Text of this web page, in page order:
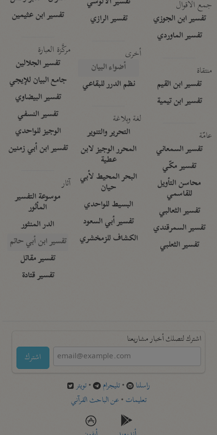
جمع الأقوال
تفسير ابن الجوزي
تفسير الماوردي
منتقاة
تفسير ابن القيم
تفسير ابن تيمية
عامّة
تفسير السمعاني
تفسير مكّي
محاسن التأويل
للقاسمي
تفسير الثعالبي
تفسير السمرقندي
تفسير الثعلبي
تفسير الرازي
أخرى
أضواء البيان
نظم الدرر للبقاعي
لغة وبلاغة
التحرير والتنوير
المحرر الوجيز لابن
عطية
البحر المحيط لأبي
حيان
البسيط للواحدي
تفسير أبي السعود
الكشاف للزمخشري
تفسير ابن عثيمين
مركَّزة العبارة
تفسير الجلالين
جامع البيان للإيجي
تفسير البيضاوي
تفسير النسفي
الوجيز للواحدي
تفسير ابن أبي زمنين
آثار
موسوعة التفسير
المأثور
الدر المنثور
تفسير ابن أبي حاتم
تفسير مقاتل
تفسير قتادة
اشترك لتصلك أخبار مشاريعنا
اشترك
راسلنا •تليجرام •تويتر
تعليمات •عن الباحث القرآني